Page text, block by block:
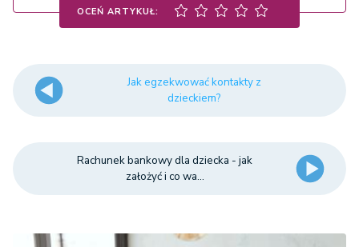
OCEŃ ARTYKUŁ:
Jak egzekwować kontakty z
dzieckiem?
Rachunek bankowy dla dziecka - jak
założyć i co wa...